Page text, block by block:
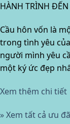
HÀNH TRÌNH
Cầu hôn vốn là
trong tình yêu
người mình yêu
một ký ức đẹp
Xem thêm chi tiết
» Xem tất cả ưu